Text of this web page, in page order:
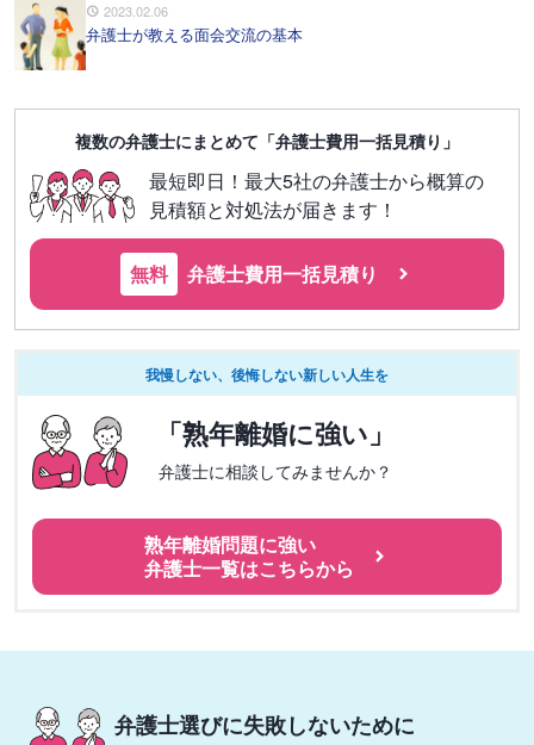
2023.02.06
弁護士が教える面会交流の基本
複数の弁護士にまとめて「弁護士費用一括見積り」
最短即日！最大5社の弁護士から概算の
見積額と対処法が届きます！
無料 弁護士費用一括見積り
我慢しない、後悔しない新しい人生を
「熟年離婚に強い」
弁護士に相談してみませんか？
熟年離婚問題に強い
弁護士一覧はこちらから
弁護士選びに失敗しないために